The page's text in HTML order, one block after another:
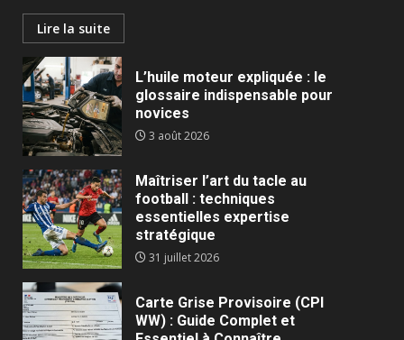
Lire la suite
L’huile moteur expliquée : le
glossaire indispensable pour
novices
3 août 2026
Maîtriser l’art du tacle au
football : techniques
essentielles expertise
stratégique
31 juillet 2026
Carte Grise Provisoire (CPI
WW) : Guide Complet et